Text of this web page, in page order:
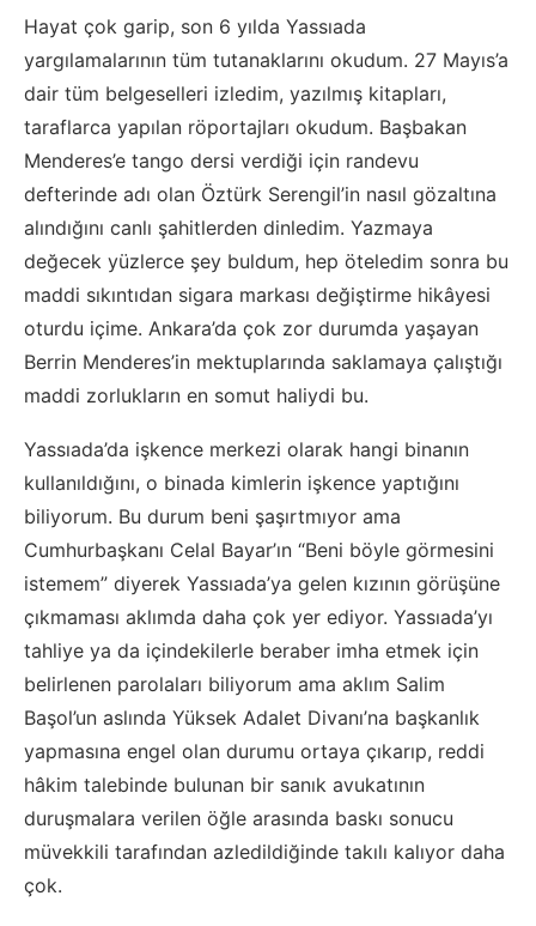
Hayat çok garip, son 6 yılda Yassıada
yargılamalarının tüm tutanaklarını okudum. 27 Mayıs’a
dair tüm belgeselleri izledim, yazılmış kitapları,
taraflarca yapılan röportajları okudum. Başbakan
Menderes’e tango dersi verdiği için randevu
defterinde adı olan Öztürk Serengil’in nasıl gözaltına
alındığını canlı şahitlerden dinledim. Yazmaya
değecek yüzlerce şey buldum, hep öteledim sonra bu
maddi sıkıntıdan sigara markası değiştirme hikâyesi
oturdu içime. Ankara’da çok zor durumda yaşayan
Berrin Menderes’in mektuplarında saklamaya çalıştığı
maddi zorlukların en somut haliydi bu.
Yassıada’da işkence merkezi olarak hangi binanın
kullanıldığını, o binada kimlerin işkence yaptığını
biliyorum. Bu durum beni şaşırtmıyor ama
Cumhurbaşkanı Celal Bayar’ın “Beni böyle görmesini
istemem” diyerek Yassıada’ya gelen kızının görüşüne
çıkmaması aklımda daha çok yer ediyor. Yassıada’yı
tahliye ya da içindekilerle beraber imha etmek için
belirlenen parolaları biliyorum ama aklım Salim
Başol’un aslında Yüksek Adalet Divanı’na başkanlık
yapmasına engel olan durumu ortaya çıkarıp, reddi
hâkim talebinde bulunan bir sanık avukatının
duruşmalara verilen öğle arasında baskı sonucu
müvekkili tarafından azledildiğinde takılı kalıyor daha
çok.